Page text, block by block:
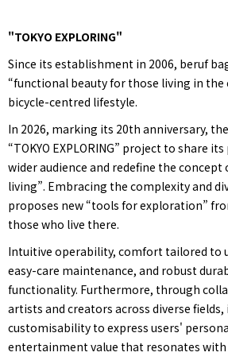
"TOKYO EXPLORING"
Since its establishment in 2006, beruf
“functional beauty for those living in the
bicycle-centred lifestyle.
In 2026, marking its 20th anniversary,
“TOKYO EXPLORING” project to share
wider audience and redefine the
living”. Embracing the complexity and
proposes new “tools for exploration”
those who live there.
Intuitive operability, comfort tailored to
easy-care maintenance, and robust
functionality. Furthermore, through
artists and creators across diverse
customisability to express users'
entertainment value that resonates with